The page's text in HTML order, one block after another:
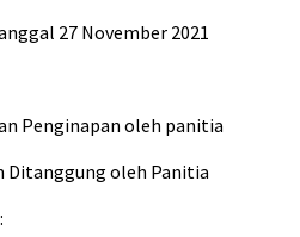
27 November 2021
Penginapan oleh panitia
Ditanggung oleh Panitia